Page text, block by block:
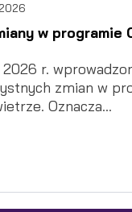
w programie
r.
zmian w
Oznacza...